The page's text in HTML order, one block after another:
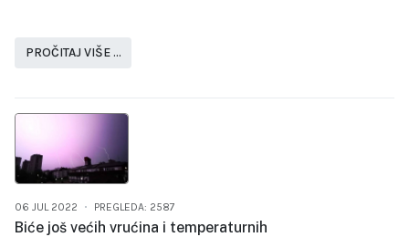
PROČITAJ VIŠE …
06 JUL 2022 PREGLEDA: 2587
Biće još većih vrućina i temperaturnih